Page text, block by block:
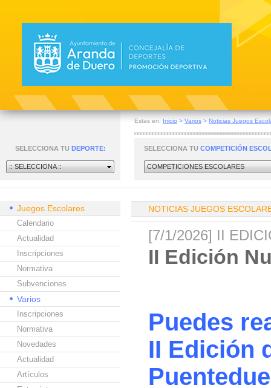
Estas en: Inicio > Varios > Noticias Juegos
SELECCIONA TU DEPORTE:
:: SELECCIONA ::
SELECCIONA TU COMPETICIÓN
COMPETICIONES ESCOLARES
Juegos Escolares
Calendario
Actualidad
Inscripciones
Normativa
Subvenciones
Varios
Inscripciones
Normativa
Novedades
Actualidad
Artículos
NOTICIAS JUEGOS
[7/1/2026] II
II Edición
Puedes
II Edición